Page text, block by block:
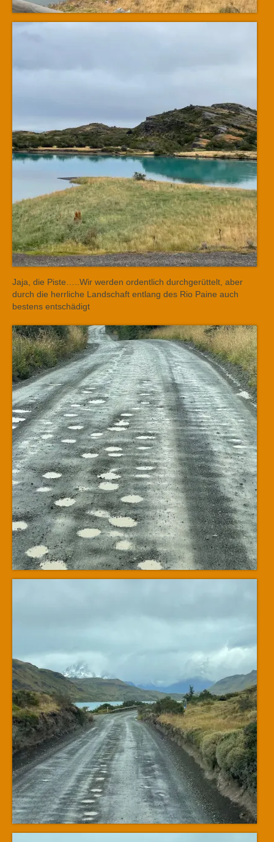
Jaja, die Piste…..Wir werden ordentlich durchgerüttelt, aber
durch die herrliche Landschaft entlang des Rio Paine auch
bestens entschädigt